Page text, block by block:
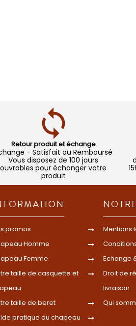
Retour produit et échange
- Satisfait ou Remboursé
Vous disposez de 100 jours
ouvrables pour échanger votre
produit
promos
Homme
Femme
taille de casquette et
taille de beret
pratique du chapeau
Mentions
Echange
Droit de
livraison
Qui